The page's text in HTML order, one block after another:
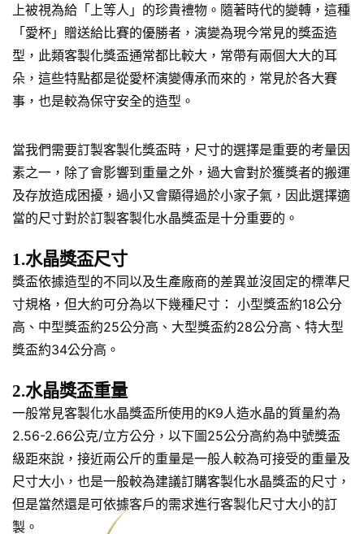
上被視為給「上等人」的珍貴禮物。隨著時代的變轉，這種
「愛杯」贈送給比賽的優勝者，演變為現今常見的獎盃造
型，此類客製化獎盃通常都比較大，常帶有兩個大大的耳
朵，這些特點都是從愛杯演變傳承而來的，常見於各大賽
事，也是較為保守安全的造型。
當我們需要訂製客製化獎盃時，尺寸的選擇是重要的考量因
素之一，除了會影響到重量之外，過大會對於獲獎者的搬運
及存放造成困擾，過小又會顯得過於小家子氣，因此選擇適
當的尺寸對於訂製客製化水晶獎盃是十分重要的。
1.水晶獎盃尺寸
獎盃依據造型的不同以及生產廠商的差異並沒固定的標準尺
寸規格，但大約可分為以下幾種尺寸： 小型獎盃約18公分
高、中型獎盃約25公分高、大型獎盃約28公分高、特大型
獎盃約34公分高。
2.水晶獎盃重量
一般常見客製化水晶獎盃所使用的K9人造水晶的質量約為
2.56-2.66公克/立方公分，以下圖25公分高約為中號獎盃
級距來說，接近兩公斤的重量是一般人較為可接受的重量及
尺寸大小，也是一般較為建議訂購客製化水晶獎盃的尺寸，
但是當然還是可依據客戶的需求進行客製化尺寸大小的訂
製。